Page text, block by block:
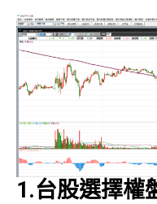
1.台股選擇權